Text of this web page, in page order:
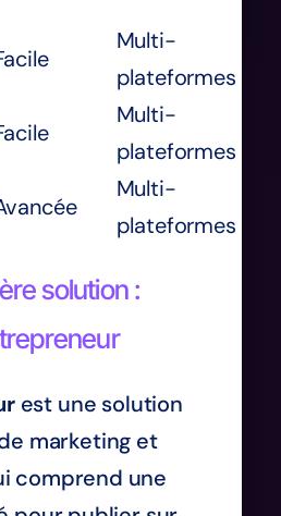
Multi-
plateformes
Multi-
plateformes
Multi-
plateformes
solution :
est une solution
marketing et
comprend une